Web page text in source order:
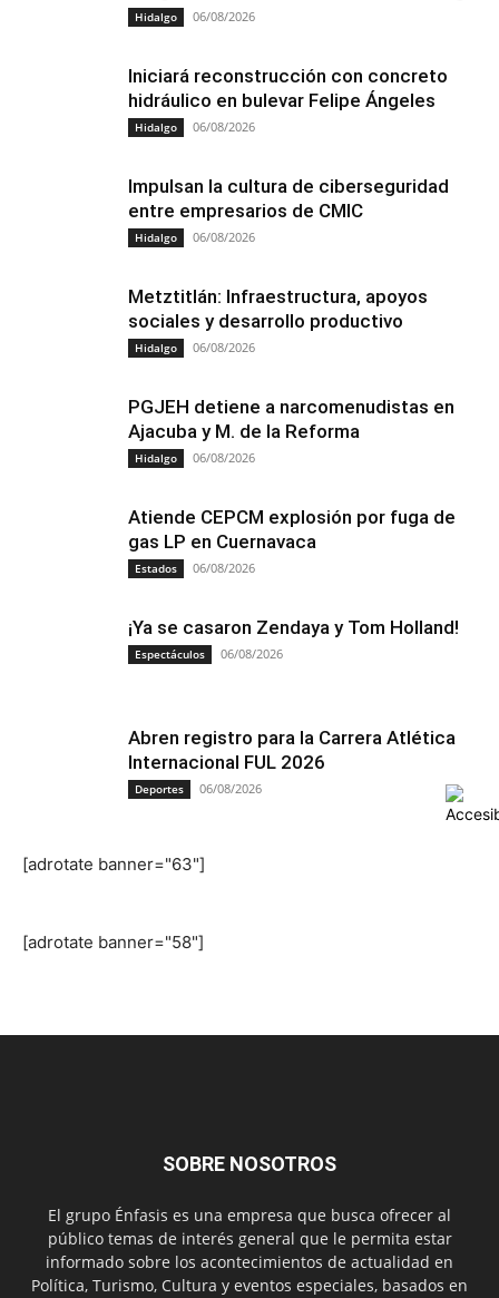
Hidalgo 06/08/2026
Iniciará reconstrucción con concreto
hidráulico en bulevar Felipe Ángeles
Hidalgo 06/08/2026
Impulsan la cultura de ciberseguridad
entre empresarios de CMIC
Hidalgo 06/08/2026
Metztitlán: Infraestructura, apoyos
sociales y desarrollo productivo
Hidalgo 06/08/2026
PGJEH detiene a narcomenudistas en
Ajacuba y M. de la Reforma
Hidalgo 06/08/2026
Atiende CEPCM explosión por fuga de
gas LP en Cuernavaca
Estados 06/08/2026
¡Ya se casaron Zendaya y Tom Holland!
Espectáculos 06/08/2026
Abren registro para la Carrera Atlética
Internacional FUL 2026
Deportes 06/08/2026
[adrotate banner="63"]
[adrotate banner="58"]
SOBRE NOSOTROS
El grupo Énfasis es una empresa que busca ofrecer al
público temas de interés general que le permita estar
informado sobre los acontecimientos de actualidad en
Política, Turismo, Cultura y eventos especiales, basados en